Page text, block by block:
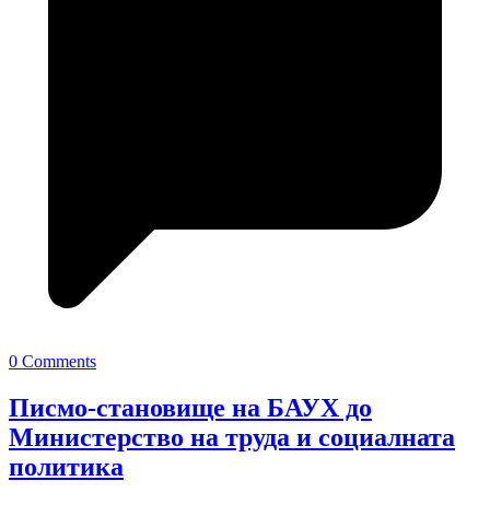
0 Comments
Писмо-становище на БАУХ до
Министерство на труда и социалната
политика